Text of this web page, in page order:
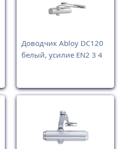
Доводчик Abloy DC120
белый, усилие EN2 3 4